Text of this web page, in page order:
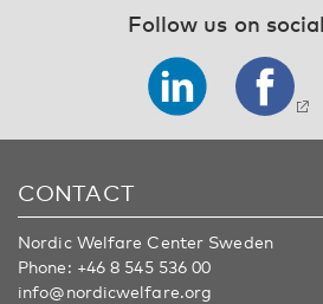
Follow us on
CONTACT
Nordic Welfare Center Sweden
Phone: +46 8 545 536 00
info@nordicwelfare.org